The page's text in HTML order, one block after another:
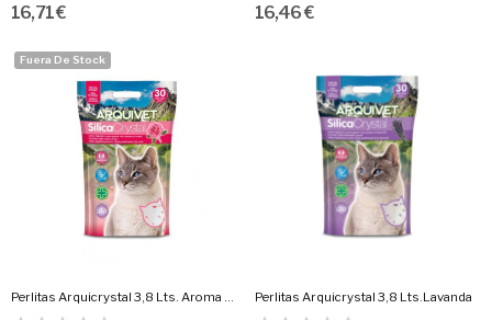
16,71 € 16,46 €
Fuera De Stock
Perlitas Arquicrystal 3,8 Lts.Lavanda